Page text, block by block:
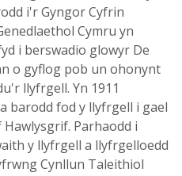
i'r Gyngor Cyfrin
Cymru yn
i berswadio glowyr De
o gyflog pob un ohonynt
llyfrgell. Yn 1911
barodd fod y llyfrgell i gael
Parhaodd i
y llyfrgell a llyfrgelloedd
Cynllun Taleithiol